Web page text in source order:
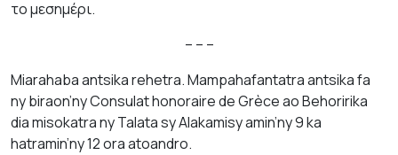
το μεσημέρι.
– – –
Miarahaba antsika rehetra. Mampahafantatra antsika fa
ny biraon’ny Consulat honoraire de Grèce ao Behoririka
dia misokatra ny Talata sy Alakamisy amin’ny 9 ka
hatramin’ny 12 ora atoandro.